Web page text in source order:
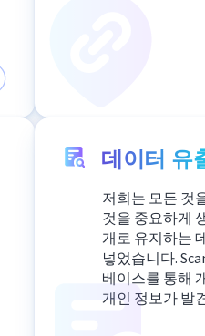
데이터 유
저희는 모든 것
것을 중요하게
개로 유지하는
넣었습니다.
베이스를 통해
개인 정보가 발